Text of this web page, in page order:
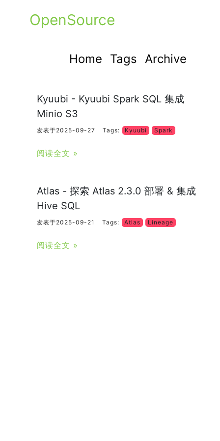
OpenSource
Home Tags Archive
Kyuubi - Kyuubi Spark SQL 集成
Minio S3
发表于2025-09-27 Tags: Kyuubi Spark
阅读全文 »
Atlas - 探索 Atlas 2.3.0 部署 & 集成
Hive SQL
发表于2025-09-21 Tags: Atlas Lineage
阅读全文 »